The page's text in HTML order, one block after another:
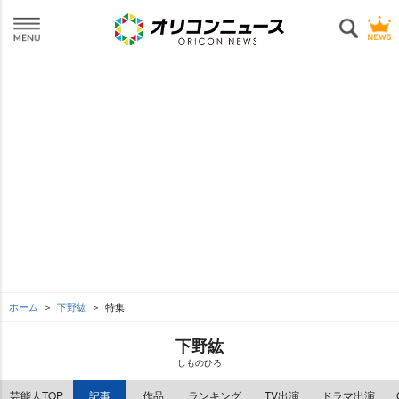
ホーム 下野紘 特集
下野紘
しものひろ
芸能人TOP 記事 作品 ランキング TV出演 ドラマ出演